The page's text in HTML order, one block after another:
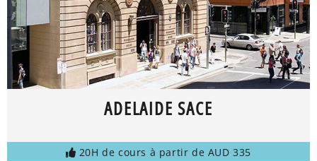
ADELAIDE SACE
20H de cours à partir de AUD 335